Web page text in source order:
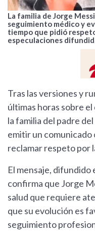
La familia de Jorge
seguimiento médico y
tiempo que pidió
especulaciones
Tras las versiones y
últimas horas sobre
la familia del padre
emitir un
reclamar respeto por
El mensaje, difundido
confirma que Jorge
salud que requiere
que su evolución es
seguimiento